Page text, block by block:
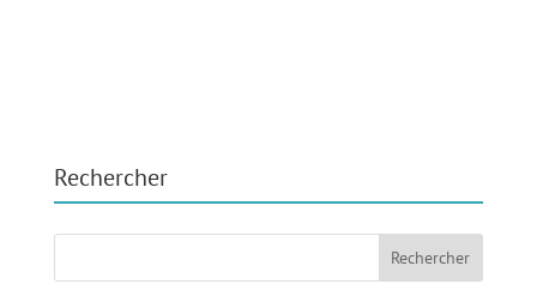
Rechercher